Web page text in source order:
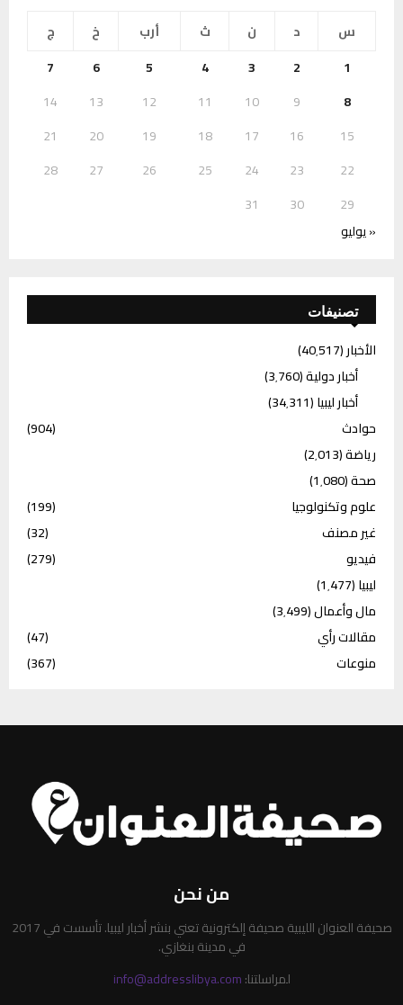
س
د ن ث أرب خ
ج
1
2
3
4
5
6
7
8
9
10
11
12
13
14
15
16
17
18
19
20
21
22
23
24
25
26
27
28
29
30
31
« يوليو
تصنيفات
الأخبار(40٬517)
أخبار دولية(3٬760)
أخبار ليبيا(34٬311)
حوادث
(904)
رياضة(2٬013)
صحة(1٬080)
علوم وتكنولوجيا
(199)
غير مصنف
(32)
فيديو
(279)
ليبيا(1٬477)
مال وأعمال(3٬499)
مقالات رأي
(47)
منوعات
(367)
من نحن
صحيفة العنوان الليبية صحيفة إلكترونية تعني بنشر أخبار ليبيا. تأسست في 2017
في مدينة بنغازي.
لمراسلتنا:info@addresslibya.com